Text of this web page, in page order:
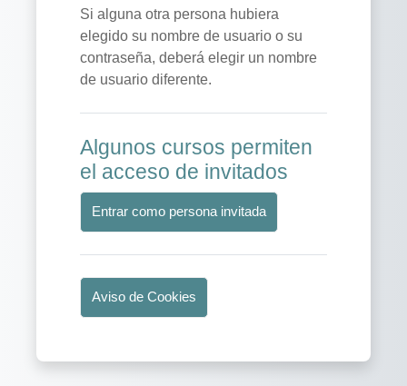
Si alguna otra persona hubiera
elegido su nombre de usuario o su
contraseña, deberá elegir un nombre
de usuario diferente.
Algunos cursos permiten
el acceso de invitados
Entrar como persona invitada
Aviso de Cookies